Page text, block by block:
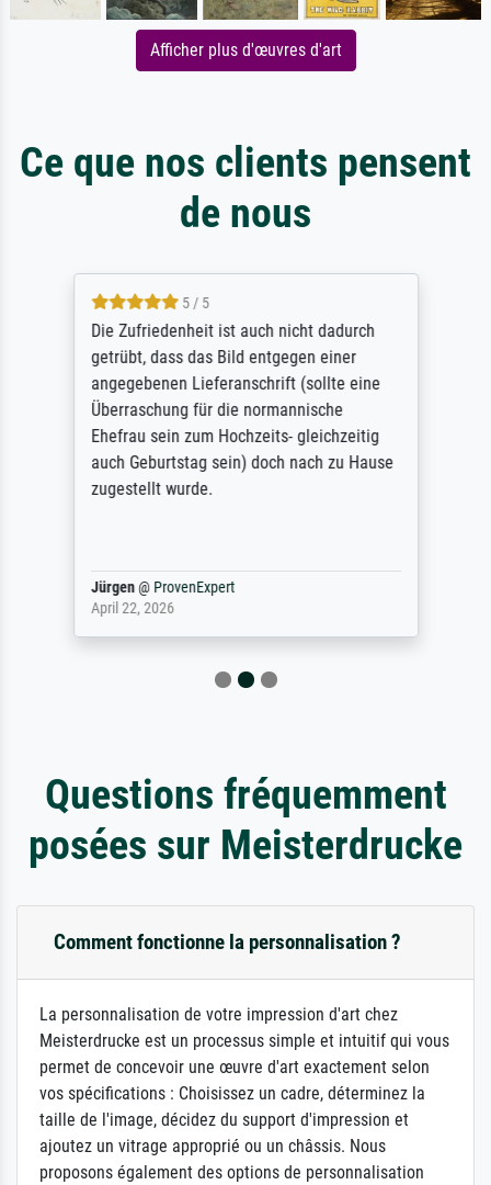
Afficher plus d'œuvres d'art
Ce que nos clients pensent
de nous
5 / 5
Die Zufriedenheit ist auch nicht dadurch
getrübt, dass das Bild entgegen einer
angegebenen Lieferanschrift (sollte eine
Überraschung für die normannische
Ehefrau sein zum Hochzeits- gleichzeitig
auch Geburtstag sein) doch nach zu Hause
zugestellt wurde.
Jürgen@ ProvenExpert
April 22, 2026
Questions fréquemment
posées sur Meisterdrucke
Comment fonctionne la personnalisation ?
La personnalisation de votre impression d'art chez
Meisterdrucke est un processus simple et intuitif qui vous
permet de concevoir une œuvre d'art exactement selon
vos spécifications : Choisissez un cadre, déterminez la
taille de l'image, décidez du support d'impression et
ajoutez un vitrage approprié ou un châssis. Nous
proposons également des options de personnalisation